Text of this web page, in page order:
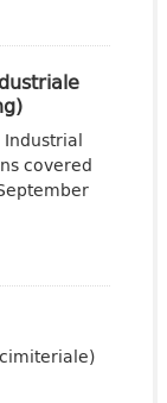
Industrial
covered